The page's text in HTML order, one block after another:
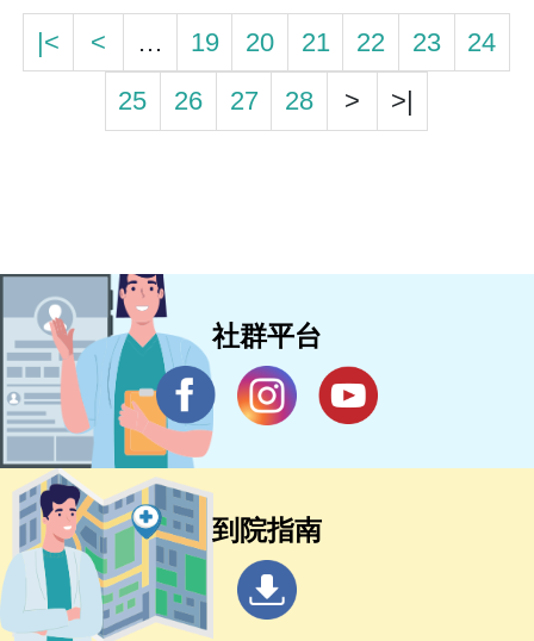
|< < … 19 20 21 22 23
24
25
26 27 28 > >|
社群平台
到院指南